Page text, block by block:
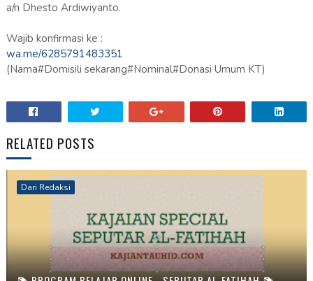
a/n Dhesto Ardiwiyanto.
Wajib konfirmasi ke :
wa.me/6285791483351
(Nama#Domisili sekarang#Nominal#Donasi Umum KT)
RELATED POSTS
Dari Redaksi